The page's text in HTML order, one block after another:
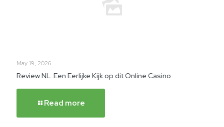
May 19, 2026
Review NL: Een Eerlijke Kijk op dit Online Casino
Read more